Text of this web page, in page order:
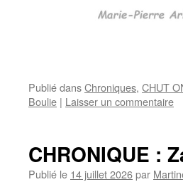
Publié dansChroniques, CHUT
Boulie | Laisser un commentaire
CHRONIQUE :
Publié le 14 juillet 2026par